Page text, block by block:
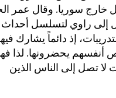
خارج سوريا. وقال عمر
راوي لتسلسل أحداث
إذ دائماً يشارك
يحضرونها. لذا
لا تصل إلى الناس الذين